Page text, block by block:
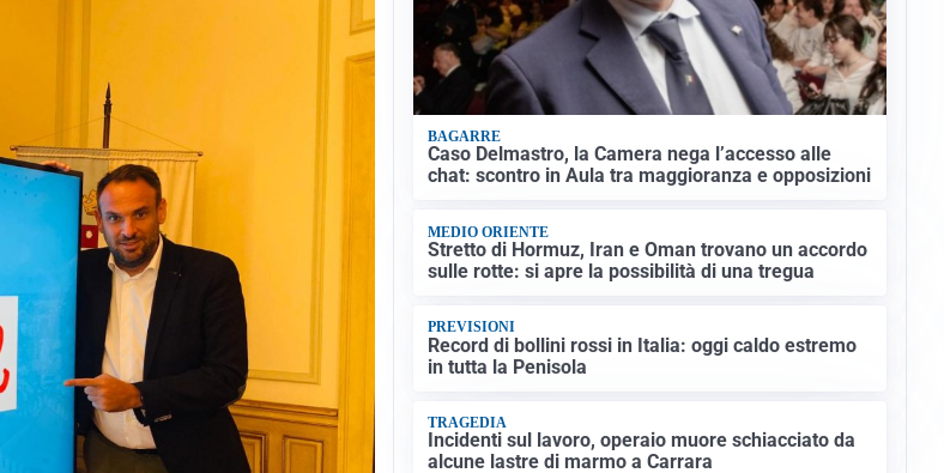
BAGARRE
Caso Delmastro, la Camera nega l’accesso alle
chat: scontro in Aula tra maggioranza e opposizioni
MEDIO ORIENTE
Stretto di Hormuz, Iran e Oman trovano un accordo
sulle rotte: si apre la possibilità di una tregua
PREVISIONI
Record di bollini rossi in Italia: oggi caldo estremo
in tutta la Penisola
TRAGEDIA
Incidenti sul lavoro, operaio muore schiacciato da
alcune lastre di marmo a Carrara